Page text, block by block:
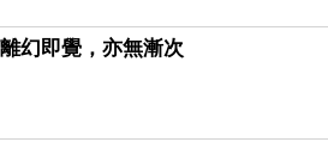
幻即覺，亦無漸次